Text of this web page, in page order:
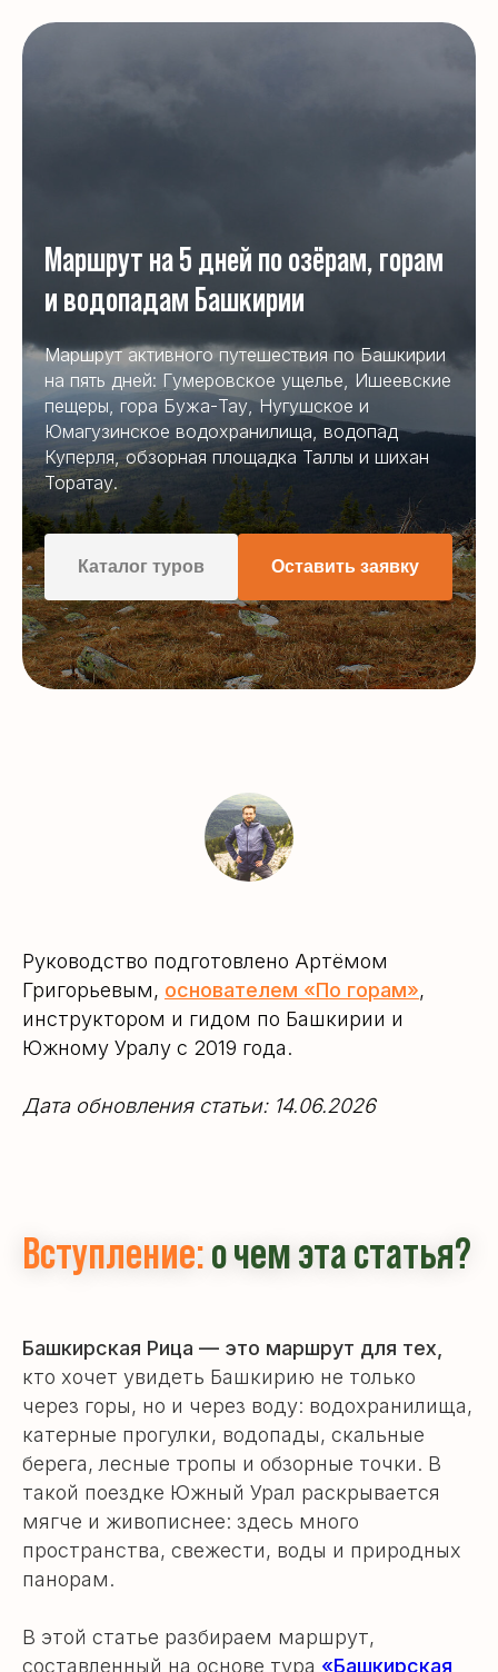
Маршрут на 5 дней по озёрам, горам
и водопадам Башкирии
Маршрут активного путешествия по Башкирии
на пять дней: Гумеровское ущелье, Ишеевские
пещеры, гора Бужа-Тау, Нугушское и
Юмагузинское водохранилища, водопад
Куперля, обзорная площадка Таллы и шихан
Торатау.
Каталог туров Оставить заявку
Руководство подготовлено Артёмом
Григорьевым, основателем «По горам»,
инструктором и гидом по Башкирии и
Южному Уралу с 2019 года.
Дата обновления статьи: 14.06.2026
Вступление:о чем эта статья?
Башкирская Рица — это маршрут для тех,
кто хочет увидеть Башкирию не только
через горы, но и через воду: водохранилища,
катерные прогулки, водопады, скальные
берега, лесные тропы и обзорные точки. В
такой поездке Южный Урал раскрывается
мягче и живописнее: здесь много
пространства, свежести, воды и природных
панорам.
В этой статье разбираем маршрут,
составленный на основе тура «Башкирская